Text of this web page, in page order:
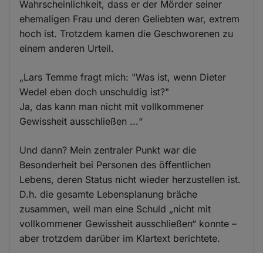
Wahrscheinlichkeit, dass er der Mörder seiner
ehemaligen Frau und deren Geliebten war, extrem
hoch ist. Trotzdem kamen die Geschworenen zu
einem anderen Urteil.
„Lars Temme fragt mich: "Was ist, wenn Dieter
Wedel eben doch unschuldig ist?"
Ja, das kann man nicht mit vollkommener
Gewissheit ausschließen ...“
Und dann? Mein zentraler Punkt war die
Besonderheit bei Personen des öffentlichen
Lebens, deren Status nicht wieder herzustellen ist.
D.h. die gesamte Lebensplanung bräche
zusammen, weil man eine Schuld „nicht mit
vollkommener Gewissheit ausschließen“ konnte –
aber trotzdem darüber im Klartext berichtete.